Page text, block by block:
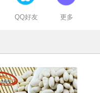
QQ好友 更多